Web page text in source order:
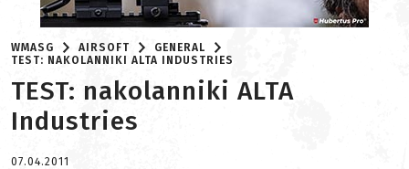
WMASG AIRSOFT
GENERAL
TEST: NAKOLANNIKI ALTA INDUSTRIES
TEST: nakolanniki ALTA
Industries
07.04.2011